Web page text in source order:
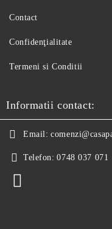
Contact
Confidenţialitate
Termeni si Conditii
Informatii contact:
Email:
Telefon: 0748 037 071